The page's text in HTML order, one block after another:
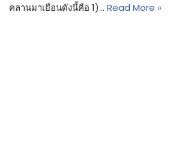
คลานมาเยือนดังนี้คือ 1)… Read More »